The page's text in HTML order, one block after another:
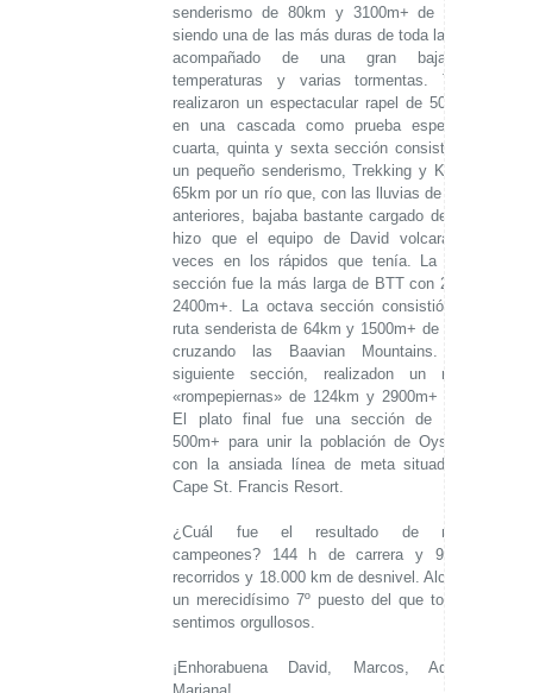
senderismo de 80km y 3100m+ de desnivel
siendo una de las más duras de toda la prueba,
acompañado de una gran bajada de
temperaturas y varias tormentas. También
realizaron un espectacular rapel de 50 metros
en una cascada como prueba especial. La
cuarta, quinta y sexta sección consistieron en
un pequeño senderismo, Trekking y Kayak de
65km por un río que, con las lluvias de los días
anteriores, bajaba bastante cargado de agua e
hizo que el equipo de David volcara varias
veces en los rápidos que tenía. La séptima
sección fue la más larga de BTT con 224km y
2400m+. La octava sección consistió en una
ruta senderista de 64km y 1500m+ de desnivel
cruzando las Baavian Mountains. En la
siguiente sección, realizadon un recorrido
«rompepiernas» de 124km y 2900m+ en BTT.
El plato final fue una sección de 32km y
500m+ para unir la población de Oyster Bay
con la ansiada línea de meta situada en el
Cape St. Francis Resort.
¿Cuál fue el resultado de nuestros
campeones? 144 h de carrera y 910 kms
recorridos y 18.000 km de desnivel. Alcanzaron
un merecidísimo 7º puesto del que todos nos
sentimos orgullosos.
¡Enhorabuena David, Marcos, Adrián y
Mariana!